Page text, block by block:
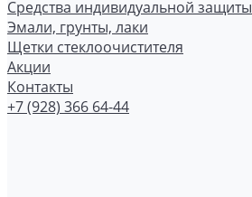
Средства индивидуальной защиты
Эмали, грунты, лаки
Щетки стеклоочистителя
Акции
Контакты
+7 (928) 366 64-44